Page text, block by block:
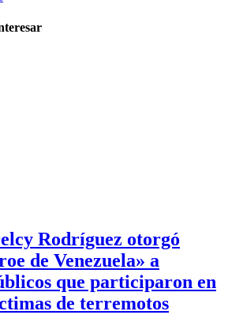
Rodríguez otorgó
de Venezuela» a
que participaron en
de terremotos